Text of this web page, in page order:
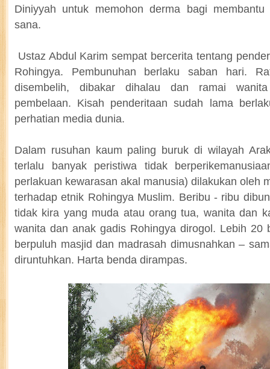
Diniyyah untuk memohon derma bagi
sana.
Ustaz Abdul Karim sempat bercerita tentang
Rohingya. Pembunuhan berlaku saban hari.
disembelih, dibakar dihalau dan ramai
pembelaan. Kisah penderitaan sudah lama
perhatian media dunia.
Dalam rusuhan kaum paling buruk di wilayah
terlalu banyak peristiwa tidak
perlakuan kewarasan akal manusia) dilakukan oleh
terhadap etnik Rohingya Muslim. Beribu - ribu
tidak kira yang muda atau orang tua, wanita dan
wanita dan anak gadis Rohingya dirogol. Lebih 20
berpuluh masjid dan madrasah dimusnahkan –
diruntuhkan. Harta benda dirampas.